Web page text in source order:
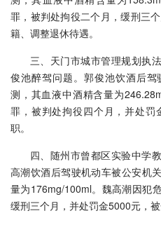
罪，被判处拘役二个月，缓刑三
籍、调整退休待遇。
三、天门市城市管理规划执
俊池醉驾问题。郭俊池饮酒后
测，其血液中酒精含量为
罪，被判处拘役四个月，并处
职。
四、随州市曾都区实验中学
高潮饮酒后驾驶机动车被公安机
量为176mg/100ml。魏高潮因犯
缓刑三个月，并处罚金5000元，